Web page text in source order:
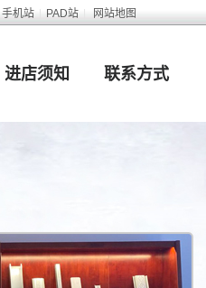
手机站 PAD站 网站地图
进店须知 联系方式